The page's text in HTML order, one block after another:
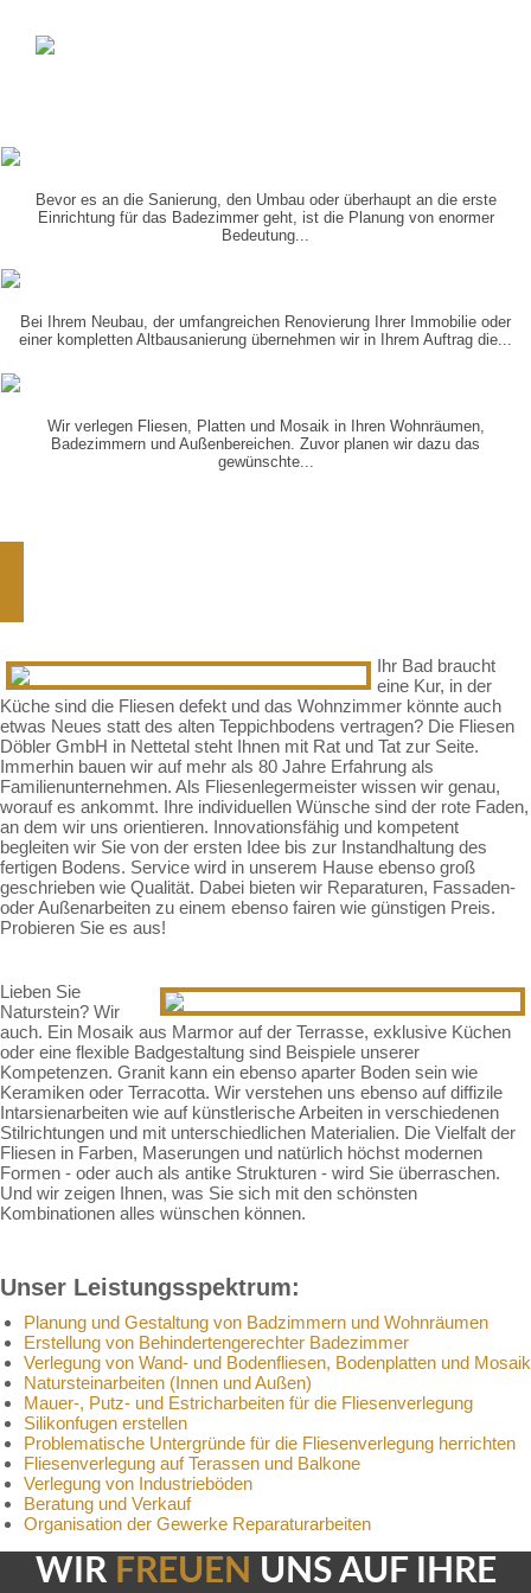
PLANUNGIN 3-D
Bevor es an die Sanierung, den Umbau oder überhaupt an die erste
Einrichtung für das Badezimmer geht, ist die Planung von enormer
Bedeutung...
KOORDINIERUNGDER GEWERKE
Bei Ihrem Neubau, der umfangreichen Renovierung Ihrer Immobilie oder
einer kompletten Altbausanierung übernehmen wir in Ihrem Auftrag die...
VERLEGUNGVON...
Wir verlegen Fliesen, Platten und Mosaik in Ihren Wohnräumen,
Badezimmern und Außenbereichen. Zuvor planen wir dazu das
gewünschte...
Ihr Bad braucht
eine Kur, in der
Küche sind die Fliesen defekt und das Wohnzimmer könnte auch
etwas Neues statt des alten Teppichbodens vertragen? Die Fliesen
Döbler GmbH in Nettetal steht Ihnen mit Rat und Tat zur Seite.
Immerhin bauen wir auf mehr als 80 Jahre Erfahrung als
Familienunternehmen. Als Fliesenlegermeister wissen wir genau,
worauf es ankommt. Ihre individuellen Wünsche sind der rote Faden,
an dem wir uns orientieren. Innovationsfähig und kompetent
begleiten wir Sie von der ersten Idee bis zur Instandhaltung des
fertigen Bodens. Service wird in unserem Hause ebenso groß
geschrieben wie Qualität. Dabei bieten wir Reparaturen, Fassaden-
oder Außenarbeiten zu einem ebenso fairen wie günstigen Preis.
Probieren Sie es aus!
Lieben Sie
Naturstein? Wir
auch. Ein Mosaik aus Marmor auf der Terrasse, exklusive Küchen
oder eine flexible Badgestaltung sind Beispiele unserer
Kompetenzen. Granit kann ein ebenso aparter Boden sein wie
Keramiken oder Terracotta. Wir verstehen uns ebenso auf diffizile
Intarsienarbeiten wie auf künstlerische Arbeiten in verschiedenen
Stilrichtungen und mit unterschiedlichen Materialien. Die Vielfalt der
Fliesen in Farben, Maserungen und natürlich höchst modernen
Formen - oder auch als antike Strukturen - wird Sie überraschen.
Und wir zeigen Ihnen, was Sie sich mit den schönsten
Kombinationen alles wünschen können.
Unser Leistungsspektrum:
Planung und Gestaltung von Badzimmern und Wohnräumen
Erstellung von Behindertengerechter Badezimmer
Verlegung von Wand- und Bodenfliesen, Bodenplatten und Mosaik
Natursteinarbeiten (Innen und Außen)
Mauer-, Putz- und Estricharbeiten für die Fliesenverlegung
Silikonfugen erstellen
Problematische Untergründe für die Fliesenverlegung herrichten
Fliesenverlegung auf Terassen und Balkone
Verlegung von Industrieböden
Beratung und Verkauf
Organisation der Gewerke Reparaturarbeiten
WIR FREUEN UNS AUF IHRE